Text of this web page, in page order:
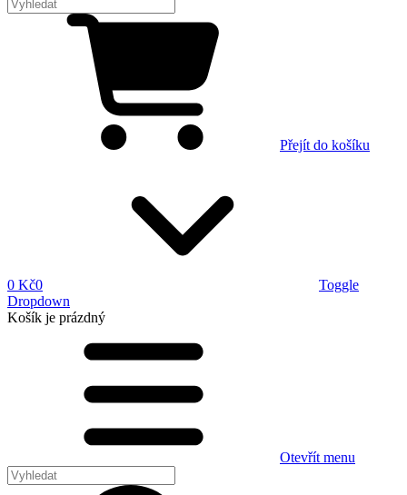
Přejít do košíku
0 Kč0
Toggle
Dropdown
Košík je prázdný
Otevřít menu